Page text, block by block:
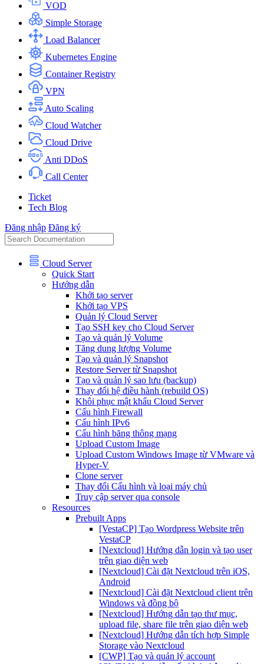
VOD
Simple Storage
Load Balancer
Kubernetes Engine
Container Registry
VPN
Auto Scaling
Cloud Watcher
Cloud Drive
Anti DDoS
Call Center
Ticket
Tech Blog
Đăng nhập Đăng ký
Cloud Server
Quick Start
Hướng dẫn
Khởi tạo server
Khởi tạo VPS
Quản lý Cloud Server
Tạo SSH key cho Cloud Server
Tạo và quản lý Volume
Tăng dung lượng Volume
Tạo và quản lý Snapshot
Restore Server từ Snapshot
Tạo và quản lý sao lưu (backup)
Thay đổi hệ điều hành (rebuild OS)
Khôi phục mật khẩu Cloud Server
Cấu hình Firewall
Cấu hình IPv6
Cấu hình băng thông mạng
Upload Custom Image
Upload Custom Windows Image từ VMware và
Hyper-V
Clone server
Thay đổi Cấu hình và loại máy chủ
Truy cập server qua console
Resources
Prebuilt Apps
[VestaCP] Tạo Wordpress Website trên
VestaCP
[Nextcloud] Hướng dẫn login và tạo user
trên giao diện web
[Nextcloud] Cài đặt Nextcloud trên iOS,
Android
[Nextcloud] Cài đặt Nextcloud client trên
Windows và đồng bộ
[Nextcloud] Hướng dẫn tạo thư mục,
upload file, share file trên giao diện web
[Nextcloud] Hướng dẫn tích hợp Simple
Storage vào Nextcloud
[CWP] Tạo và quản lý account